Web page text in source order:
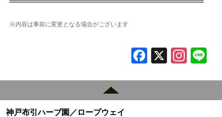
※内容は事前に変更となる場合がございます
F
e
X In
gr
神戸布引ハーブ園／ロープウェイ